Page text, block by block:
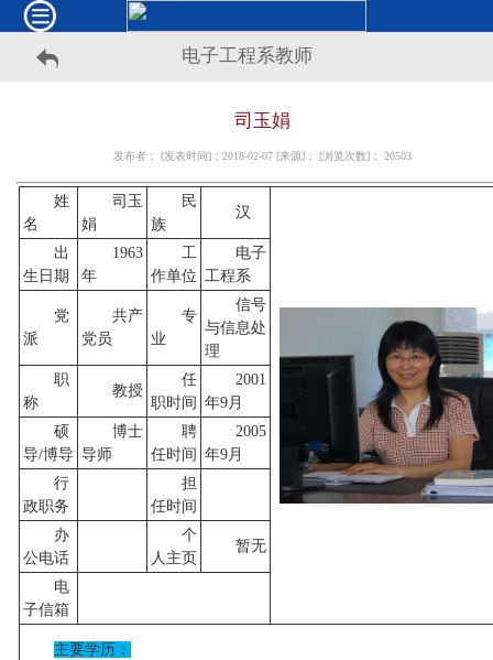
电子工程系教师
司玉娟
发布者： [发表时间]：2018-02-07 [来源]： [浏览次数]： 20503
姓
名
司玉
娟
民
族
汉
出
生日期
1963
年
工
作单位
电子
工程系
党
派
共产
党员
专
业
信号
与信息处
理
职
称
教授
任
职时间
2001
年9月
硕
导/博导
博士
导师
聘
任时间
2005
年9月
行
政职务
担
任时间
办
公电话
个
人主页
暂无
电
子信箱
主要学历：